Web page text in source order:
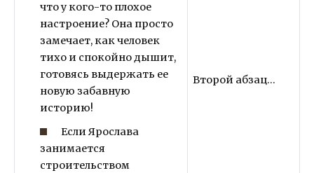
что у кого-то плохое
настроение? Она просто
замечает, как человек
тихо и спокойно дышит,
готовясь выдержать ее
новую забавную
историю!
Если Ярослава
занимается
строительством
Второй абзац…